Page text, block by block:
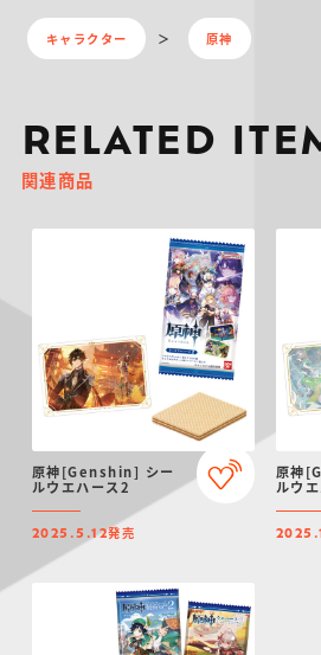
キャラクター 原神
RELATED
関連商品
原神[Genshin] シー
ルウエハース2
2025.5.12発売
原神
ルウ